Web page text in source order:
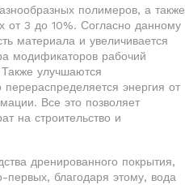
полимеров, а также
от 3 до 10%. Согласно данному
материала и увеличивается
модификаторов рабочий
улучшаются
энергия от
Все это позволяет
на строительство и
дренированного покрытия,
первых, благодаря этому, вода